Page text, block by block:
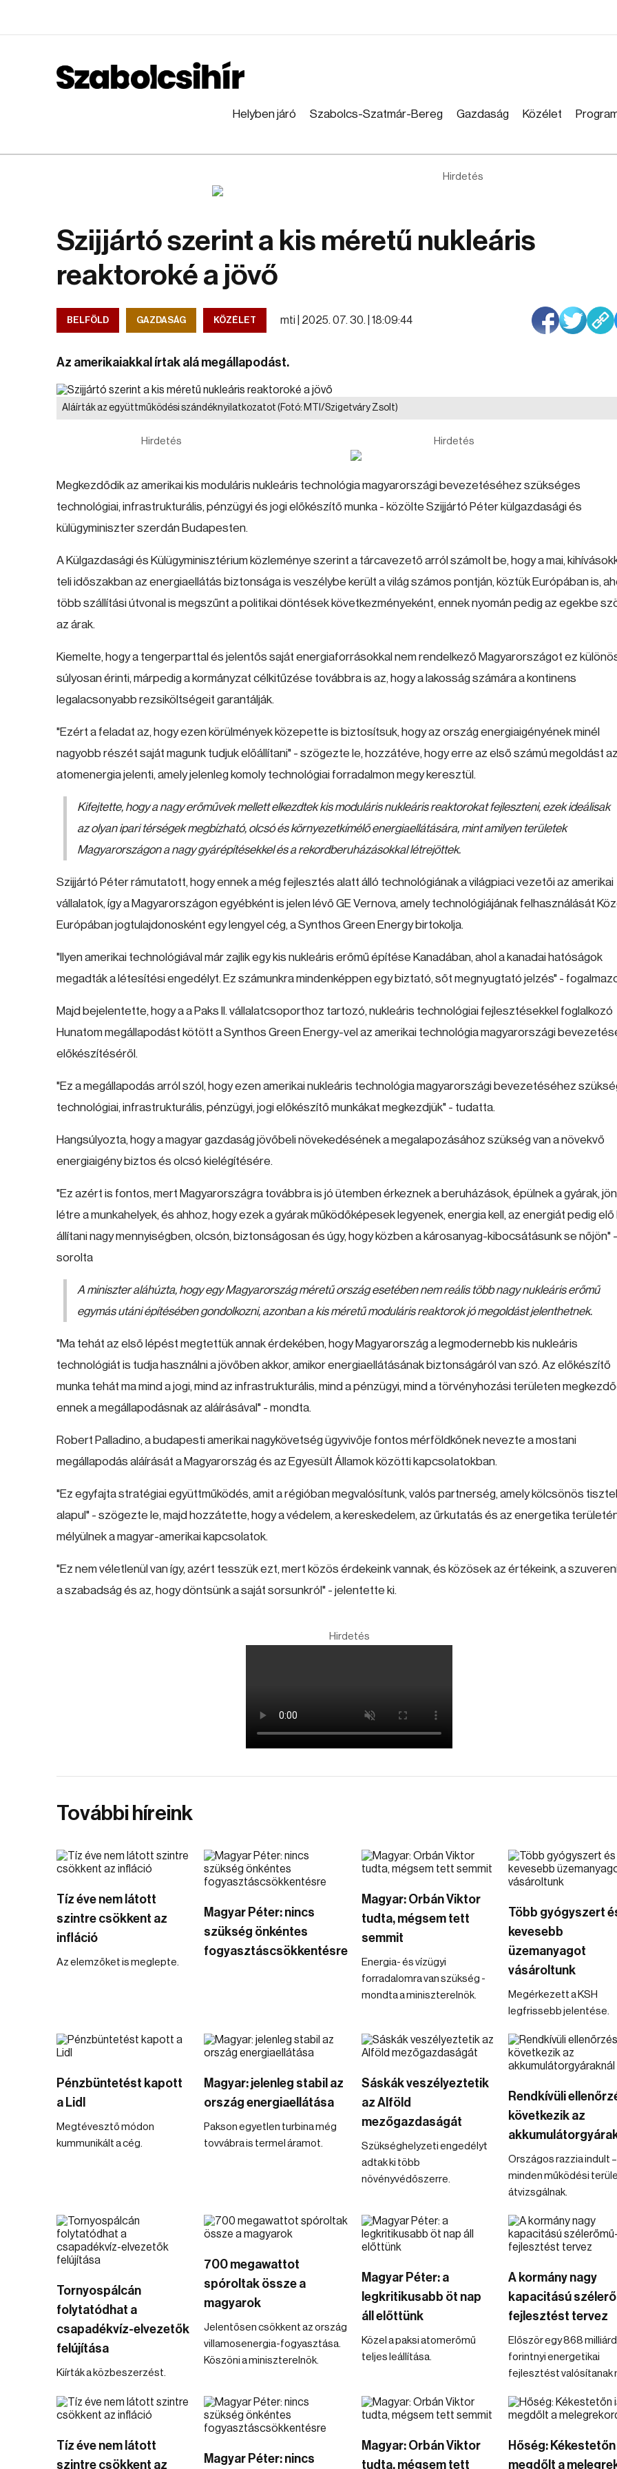
Helyben járó Szabolcs-Szatmár-Bereg Gazdaság Közélet
Hirdetés
Szijjártó szerint a kis méretű nukleáris
reaktoroké a jövő
BELFÖLD GAZDASÁG KÖZÉLET mti | 2025. 07. 30. | 18:09:44
Az amerikaiakkal írtak alá megállapodást.
Aláírták az együttműködési szándéknyilatkozatot (Fotó: MTI/Szigetváry Zsolt)
Hirdetés Hirdetés
Megkezdődik az amerikai kis moduláris nukleáris technológia magyarországi bevezetéséhez szükséges
technológiai, infrastrukturális, pénzügyi és jogi előkészítő munka - közölte Szijjártó Péter külgazdasági és
külügyminiszter szerdán Budapesten.
A Külgazdasági és Külügyminisztérium közleménye szerint a tárcavezető arról számolt be, hogy a mai,
teli időszakban az energiaellátás biztonsága is veszélybe került a világ számos pontján, köztük Európában is,
több szállítási útvonal is megszűnt a politikai döntések következményeként, ennek nyomán pedig az egekbe
az árak.
Kiemelte, hogy a tengerparttal és jelentős saját energiaforrásokkal nem rendelkező Magyarországot ez
súlyosan érinti, márpedig a kormányzat célkitűzése továbbra is az, hogy a lakosság számára a kontinens
legalacsonyabb rezsiköltségeit garantálják.
"Ezért a feladat az, hogy ezen körülmények közepette is biztosítsuk, hogy az ország energiaigényének minél
nagyobb részét saját magunk tudjuk előállítani" - szögezte le, hozzátéve, hogy erre az első számú megoldást
atomenergia jelenti, amely jelenleg komoly technológiai forradalmon megy keresztül.
Kifejtette, hogy a nagy erőművek mellett elkezdtek kis moduláris nukleáris reaktorokat fejleszteni, ezek ideálisak
az olyan ipari térségek megbízható, olcsó és környezetkímélő energiaellátására, mint amilyen területek
Magyarországon a nagy gyárépítésekkel és a rekordberuházásokkal létrejöttek.
Szijjártó Péter rámutatott, hogy ennek a még fejlesztés alatt álló technológiának a világpiaci vezetői az amerikai
vállalatok, így a Magyarországon egyébként is jelen lévő GE Vernova, amely technológiájának felhasználását
Európában jogtulajdonosként egy lengyel cég, a Synthos Green Energy birtokolja.
"Ilyen amerikai technológiával már zajlik egy kis nukleáris erőmű építése Kanadában, ahol a kanadai hatóságok
megadták a létesítési engedélyt. Ez számunkra mindenképpen egy biztató, sőt megnyugtató jelzés" -
Majd bejelentette, hogy a a Paks II. vállalatcsoporthoz tartozó, nukleáris technológiai fejlesztésekkel foglalkozó
Hunatom megállapodást kötött a Synthos Green Energy-vel az amerikai technológia magyarországi
előkészítéséről.
"Ez a megállapodás arról szól, hogy ezen amerikai nukleáris technológia magyarországi bevezetéséhez
technológiai, infrastrukturális, pénzügyi, jogi előkészítő munkákat megkezdjük" - tudatta.
Hangsúlyozta, hogy a magyar gazdaság jövőbeli növekedésének a megalapozásához szükség van a növekvő
energiaigény biztos és olcsó kielégítésére.
"Ez azért is fontos, mert Magyarországra továbbra is jó ütemben érkeznek a beruházások, épülnek a gyárak,
létre a munkahelyek, és ahhoz, hogy ezek a gyárak működőképesek legyenek, energia kell, az energiát pedig elő
állítani nagy mennyiségben, olcsón, biztonságosan és úgy, hogy közben a károsanyag-kibocsátásunk se nőjön" -
sorolta
A miniszter aláhúzta, hogy egy Magyarország méretű ország esetében nem reális több nagy nukleáris erőmű
egymás utáni építésében gondolkozni, azonban a kis méretű moduláris reaktorok jó megoldást jelenthetnek.
"Ma tehát az első lépést megtettük annak érdekében, hogy Magyarország a legmodernebb kis nukleáris
technológiát is tudja használni a jövőben akkor, amikor energiaellátásának biztonságáról van szó. Az előkészítő
munka tehát ma mind a jogi, mind az infrastrukturális, mind a pénzügyi, mind a törvényhozási területen
ennek a megállapodásnak az aláírásával" - mondta.
Robert Palladino, a budapesti amerikai nagykövetség ügyvivője fontos mérföldkőnek nevezte a mostani
megállapodás aláírását a Magyarország és az Egyesült Államok közötti kapcsolatokban.
"Ez egyfajta stratégiai együttműködés, amit a régióban megvalósítunk, valós partnerség, amely kölcsönös
alapul" - szögezte le, majd hozzátette, hogy a védelem, a kereskedelem, az űrkutatás és az energetika
mélyülnek a magyar-amerikai kapcsolatok.
"Ez nem véletlenül van így, azért tesszük ezt, mert közös érdekeink vannak, és közösek az értékeink, a
a szabadság és az, hogy döntsünk a saját sorsunkról" - jelentette ki.
Hirdetés
További híreink
Tíz éve nem látott
szintre csökkent az
infláció
Az elemzőket is meglepte.
Magyar Péter: nincs
szükség önkéntes
fogyasztáscsökkentésre
Magyar: Orbán Viktor
tudta, mégsem tett
semmit
Energia- és vízügyi
forradalomra van szükség -
mondta a miniszterelnök.
Több gyógyszert
kevesebb
üzemanyagot
vásároltunk
Megérkezett a KSH
legfrissebb jelentése.
Pénzbüntetést kapott
a Lidl
Megtévesztő módon
kummunikált a cég.
Magyar: jelenleg stabil az
ország energiaellátása
Pakson egyetlen turbina még
tovvábra is termel áramot.
Sáskák veszélyeztetik
az Alföld
mezőgazdaságát
Szükséghelyzeti engedélyt
adtak ki több
növényvédőszerre.
Rendkívüli
következik az
Országos razzia indult –
minden működési
átvizsgálnak.
Tornyospálcán
folytatódhat a
csapadékvíz-elvezetők
felújítása
Kiírták a közbeszerzést.
700 megawattot
spóroltak össze a
magyarok
Jelentősen csökkent az ország
villamosenergia-fogyasztása.
Köszöni a miniszterelnök.
Magyar Péter: a
legkritikusabb öt nap
áll előttünk
Közel a paksi atomerőmű
teljes leállítása.
A kormány nagy
kapacitású
fejlesztést tervez
Először egy 868 milliárd
forintnyi energetikai
fejlesztést valósítanak
Tíz éve nem látott
szintre csökkent az
Magyar Péter: nincs
Magyar: Orbán Viktor
tudta, mégsem tett
Hőség:
megdőlt a